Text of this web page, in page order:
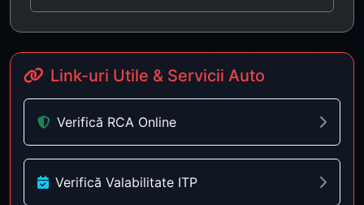
Link-uri Utile & Servicii Auto
Verifică RCA Online
Verifică Valabilitate ITP